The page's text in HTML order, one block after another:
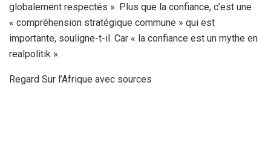
globalement respectés ». Plus que la confiance, c’est une
« compréhension stratégique commune » qui est
importante, souligne-t-il. Car « la confiance est un mythe en
realpolitik ».
Regard Sur l’Afrique avec sources